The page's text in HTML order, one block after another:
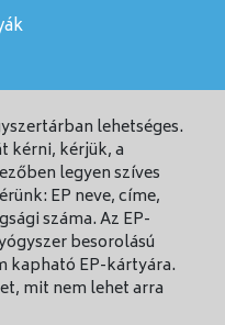
lehetséges.
kérni, kérjük, a
legyen szíves
EP neve, címe,
száma. Az EP-
besorolású
kapható EP-kártyára.
mit nem lehet arra